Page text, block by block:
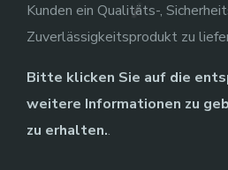
Kunden ein Qualitäts-,
Zuverlässigkeitsprodukt zu
Bitte klicken Sie auf die
weitere Informationen zu
zu erhalten..